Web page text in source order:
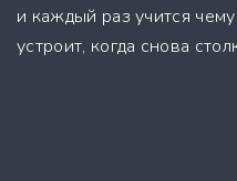
и каждый раз учится
устроит, когда снова